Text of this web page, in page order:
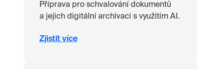
Příprava pro schvalování dokumentů
a jejich digitální archivaci s využitím AI.
Zjistit více